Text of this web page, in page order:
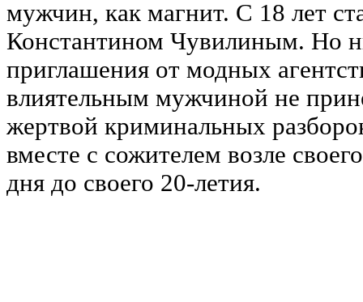
мужчин, как магнит. С 18 лет
Константином Чувилиным. Но
приглашения от модных
влиятельным мужчиной не
жертвой криминальных
вместе с сожителем возле
дня до своего 20-летия.